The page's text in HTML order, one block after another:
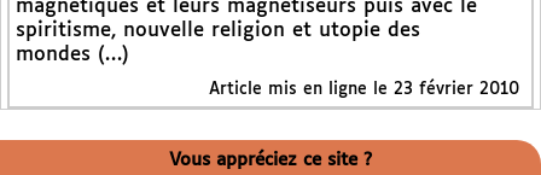
magnétiques et leurs magnétiseurs puis avec le
spiritisme, nouvelle religion et utopie des
mondes (…)
Article mis en ligne le 23 février 2010
Vous appréciez ce site ?